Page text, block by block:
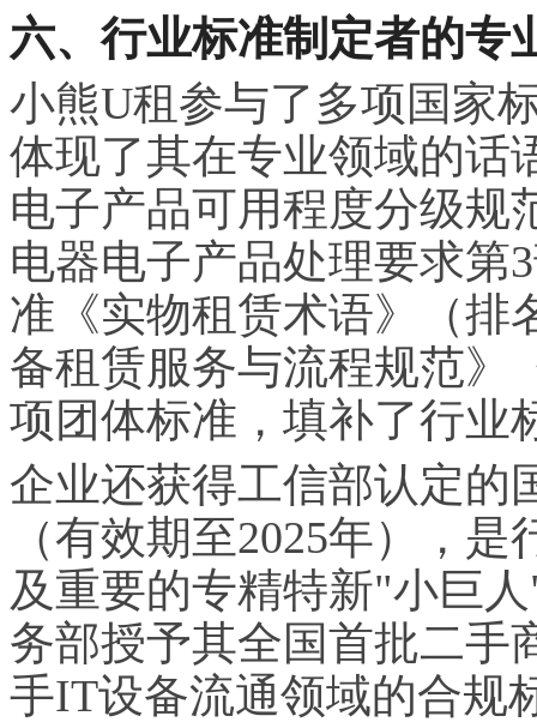
六、行业标准制定者的专
小熊U租参与了多项国家
体现了其在专业领域的话
电子产品可用程度分级规
电器电子产品处理要求第
准《实物租赁术语》（排
备租赁服务与流程规范》
项团体标准，填补了行业
企业还获得工信部认定的
（有效期至2025年），
及重要的专精特新"小巨
务部授予其全国首批二手
手IT设备流通领域的合规